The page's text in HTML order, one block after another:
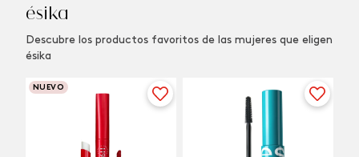
ésika
Descubre los productos favoritos de las mujeres que eligen
ésika
NUEVO